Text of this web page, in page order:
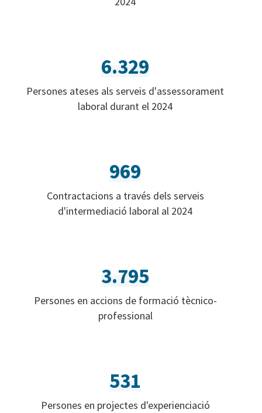
6.329
Persones ateses als serveis d'assessorament
laboral durant el 2024
969
Contractacions a través dels serveis
d'intermediació laboral al 2024
3.795
Persones en accions de formació tècnico-
professional
531
Persones en projectes d'experienciació